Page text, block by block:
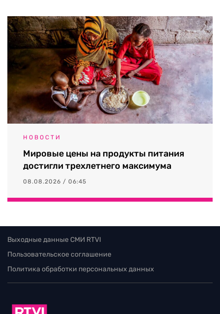
НОВОСТИ
Мировые цены на продукты питания
достигли трехлетнего максимума
08.08.2026 / 06:45
Выходные данные СМИ RTVI
Пользовательское соглашение
Политика обработки персональных данных